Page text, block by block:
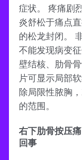
症状。 疼痛剧
炎舒松于痛点
的松龙封闭。
不能发现病变
壁结核、肋骨
片可显示局部
除局限性脓胸
的范围。
右下肋骨按压
回事